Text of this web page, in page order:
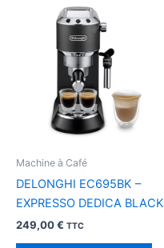
Machine à Café
DELONGHI EC695BK –
EXPRESSO DEDICA BLACK
249,00€ TTC